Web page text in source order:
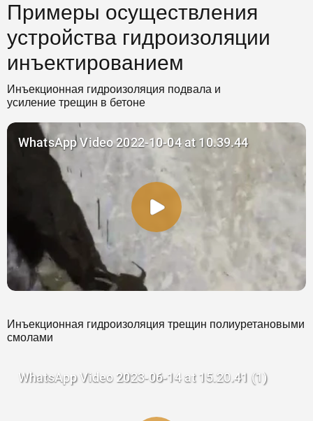
Примеры осуществления
устройства гидроизоляции
инъектированием
Инъекционная гидроизоляция подвала и
усиление трещин в бетоне
Инъекционная гидроизоляция трещин полиуретановыми
смолами